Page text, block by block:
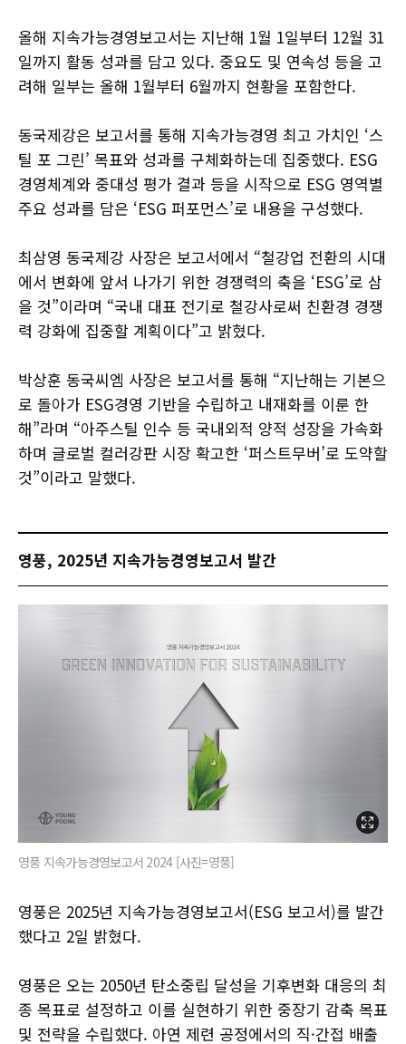
올해 지속가능경영보고서는 지난해 1월 1일부터 12월 31
일까지 활동 성과를 담고 있다. 중요도 및 연속성 등을 고
려해 일부는 올해 1월부터 6월까지 현황을 포함한다.
동국제강은 보고서를 통해 지속가능경영 최고 가치인 ‘스
틸 포 그린’ 목표와 성과를 구체화하는데 집중했다. ESG
경영체계와 중대성 평가 결과 등을 시작으로 ESG 영역별
주요 성과를 담은 ‘ESG 퍼포먼스’로 내용을 구성했다.
최삼영 동국제강 사장은 보고서에서 “철강업 전환의 시대
에서 변화에 앞서 나가기 위한 경쟁력의 축을 ‘ESG’로 삼
을 것”이라며 “국내 대표 전기로 철강사로써 친환경 경쟁
력 강화에 집중할 계획이다”고 밝혔다.
박상훈 동국씨엠 사장은 보고서를 통해 “지난해는 기본으
로 돌아가 ESG경영 기반을 수립하고 내재화를 이룬 한
해”라며 “아주스틸 인수 등 국내외적 양적 성장을 가속화
하며 글로벌 컬러강판 시장 확고한 ‘퍼스트무버’로 도약할
것”이라고 말했다.
영풍, 2025년 지속가능경영보고서 발간
영풍 지속가능경영보고서 2024 [사진=영풍]
영풍은 2025년 지속가능경영보고서(ESG 보고서)를 발간
했다고 2일 밝혔다.
영풍은 오는 2050년 탄소중립 달성을 기후변화 대응의 최
종 목표로 설정하고 이를 실현하기 위한 중장기 감축 목표
및 전략을 수립했다. 아연 제련 공정에서의 직·간접 배출